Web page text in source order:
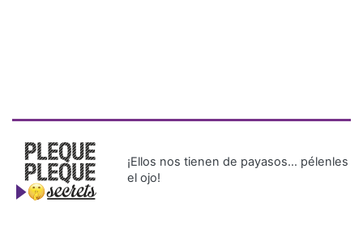
¡Ellos nos tienen de payasos… pélenles
el ojo!